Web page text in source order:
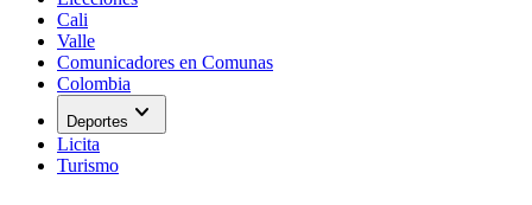
Cali
Valle
Comunicadores en Comunas
Colombia
Deportes expand_more
Licita
Turismo